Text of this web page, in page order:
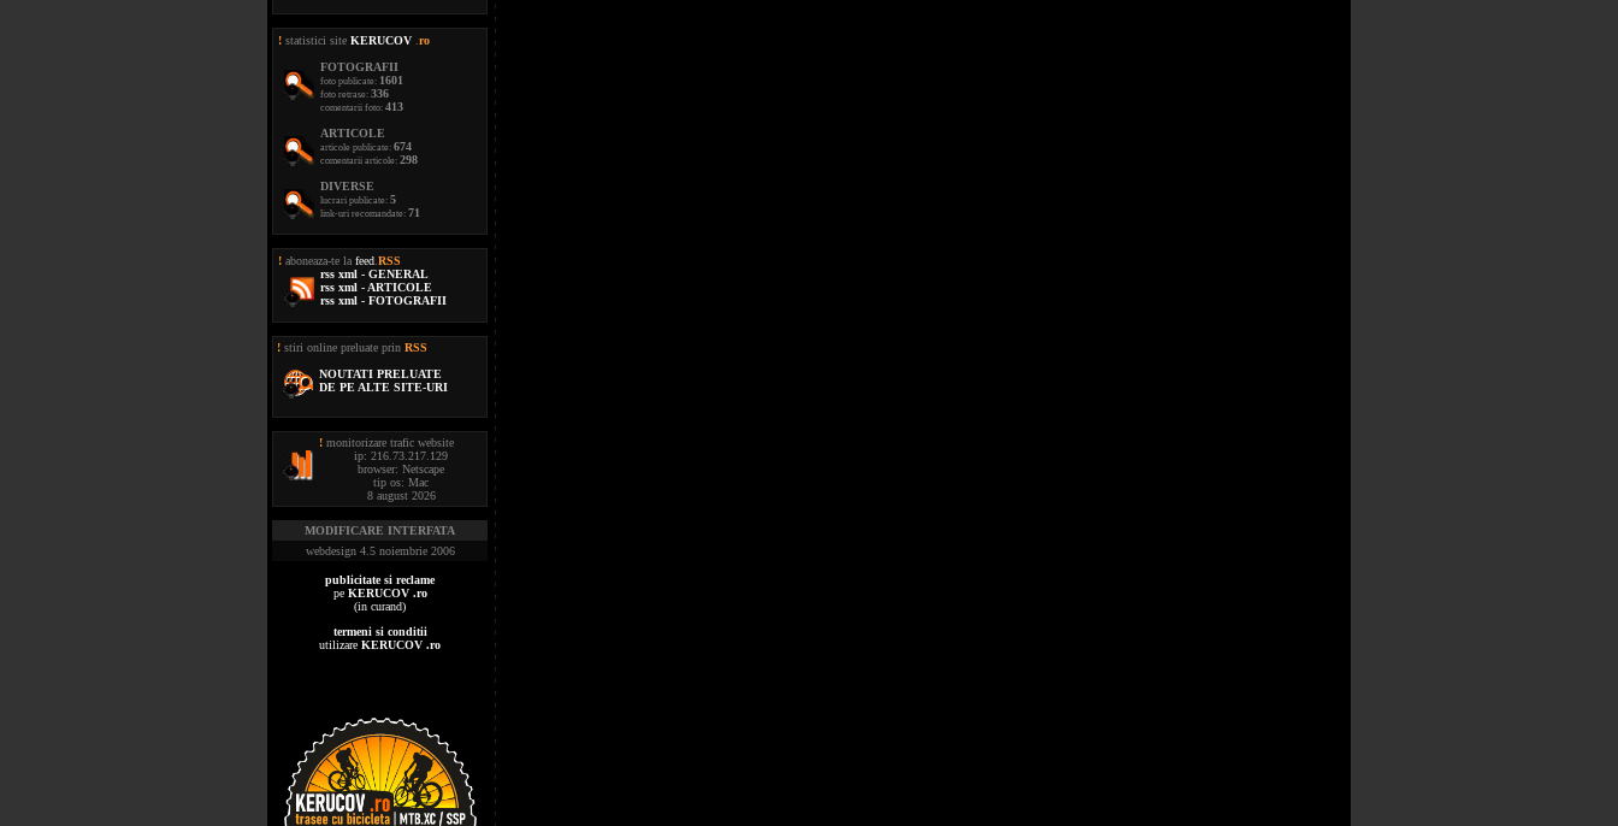
! statistici site KERUCOV ro
FOTOGRAFII
foto publicate: 1601
foto retrase: 336
comentarii foto: 413
ARTICOLE
articole publicate: 674
comentarii articole: 298
DIVERSE
lucrari publicate: 5
link-uri recomandate: 71
! aboneaza-te la feed RSS
rss xml - GENERAL
rss xml - ARTICOLE
rss xml - FOTOGRAFII
! stiri online preluate prin RSS
NOUTATI PRELUATE
DE PE ALTE SITE-URI
! monitorizare trafic website
ip: 216.73.217.129
browser: Netscape
tip os: Mac
8 august 2026
MODIFICARE INTERFATA
webdesign 4.5 noiembrie 2006
publicitate si reclame
pe KERUCOV .ro
(in curand)
termeni si conditii
utilizare KERUCOV .ro